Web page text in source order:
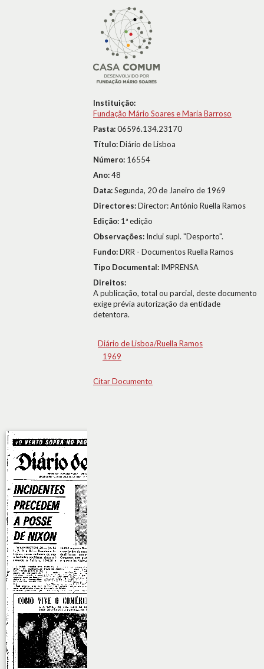
Instituição:
Fundação Mário Soares e Maria Barroso
Pasta:06596.134.23170
Título:Diário de Lisboa
Número: 16554
Ano:48
Data:Segunda, 20 de Janeiro de 1969
Directores:Director: António Ruella Ramos
Edição: 1ª edição
Observações: Inclui supl. "Desporto".
Fundo:DRR - Documentos Ruella Ramos
Tipo Documental: IMPRENSA
Direitos:
A publicação, total ou parcial, deste documento
exige prévia autorização da entidade
detentora.
Diário de Lisboa/Ruella Ramos
1969
Citar Documento